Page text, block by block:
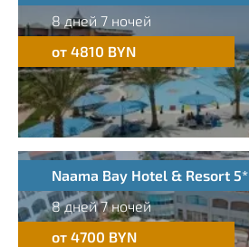
8 дней 7 ночей
от 4810 BYN
Naama Bay Hotel & Resort 5*
8 дней 7 ночей
от 4700 BYN